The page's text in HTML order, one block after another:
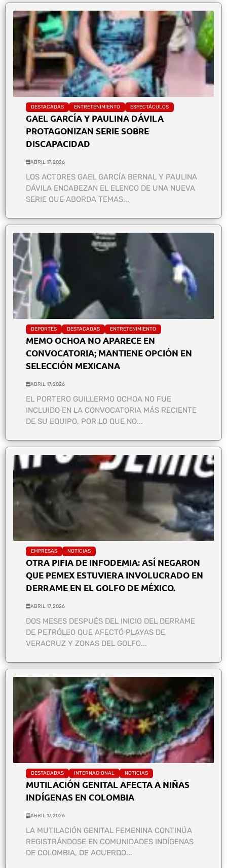
DESTACADAS ENTRETENIMIENTO ESPECTÁCULOS
GAEL GARCÍA Y PAULINA DÁVILA
PROTAGONIZAN SERIE SOBRE
DISCAPACIDAD
ABRIL 17, 2026
LOS ACTORES GAEL GARCÍA BERNAL Y PAULINA
DÁVILA ENCABEZAN EL ELENCO DE UNA NUEVA
SERIE QUE ABORDA TEMAS...
DEPORTES DESTACADAS ENTRETENIMIENTO
MEMO OCHOA NO APARECE EN
CONVOCATORIA; MANTIENE OPCIÓN EN
SELECCIÓN MEXICANA
ABRIL 17, 2026
EL PORTERO GUILLERMO OCHOA NO FUE
INCLUIDO EN LA CONVOCATORIA MÁS RECIENTE
DE SU EQUIPO, POR LO QUE NO...
EMPRESAS NOTICIAS
OTRA PIFIA DE INFODEMIA: ASÍ NEGARON
QUE PEMEX ESTUVIERA INVOLUCRADO EN
DERRAME EN EL GOLFO DE MÉXICO.
ABRIL 17, 2026
DOS MESES DESPUÉS DEL INICIO DEL DERRAME
DE PETRÓLEO QUE AFECTÓ PLAYAS DE
VERACRUZ Y ZONAS DEL GOLFO...
DESTACADAS INTERNACIONAL NOTICIAS
MUTILACIÓN GENITAL AFECTA A NIÑAS
INDÍGENAS EN COLOMBIA
ABRIL 17, 2026
LA MUTILACIÓN GENITAL FEMENINA CONTINÚA
REGISTRÁNDOSE EN COMUNIDADES INDÍGENAS
DE COLOMBIA, DE ACUERDO...